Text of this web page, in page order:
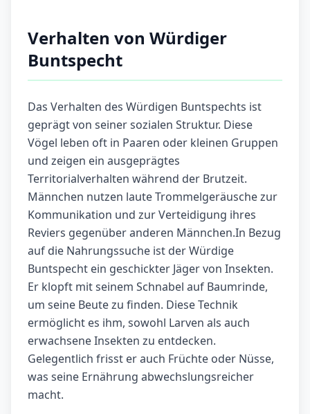
Verhalten von Würdiger
Buntspecht
Das Verhalten des Würdigen Buntspechts ist
geprägt von seiner sozialen Struktur. Diese
Vögel leben oft in Paaren oder kleinen Gruppen
und zeigen ein ausgeprägtes
Territorialverhalten während der Brutzeit.
Männchen nutzen laute Trommelgeräusche zur
Kommunikation und zur Verteidigung ihres
Reviers gegenüber anderen Männchen.In Bezug
auf die Nahrungssuche ist der Würdige
Buntspecht ein geschickter Jäger von Insekten.
Er klopft mit seinem Schnabel auf Baumrinde,
um seine Beute zu finden. Diese Technik
ermöglicht es ihm, sowohl Larven als auch
erwachsene Insekten zu entdecken.
Gelegentlich frisst er auch Früchte oder Nüsse,
was seine Ernährung abwechslungsreicher
macht.